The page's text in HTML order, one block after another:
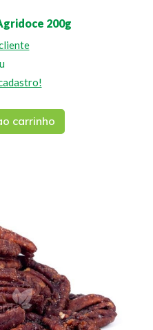
200g
carrinho